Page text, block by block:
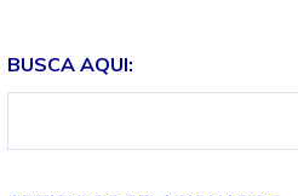
BUSCA AQUI: